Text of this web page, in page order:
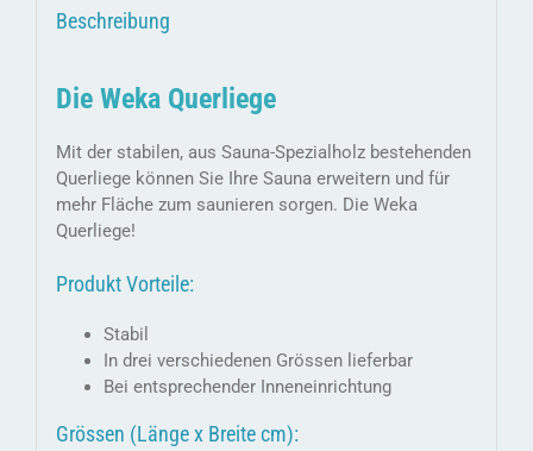
Beschreibung
Die Weka Querliege
Mit der stabilen, aus Sauna-Spezialholz bestehenden
Querliege können Sie Ihre Sauna erweitern und für
mehr Fläche zum saunieren sorgen. Die Weka
Querliege!
Produkt Vorteile:
Stabil
In drei verschiedenen Grössen lieferbar
Bei entsprechender Inneneinrichtung
Grössen (Länge x Breite cm):